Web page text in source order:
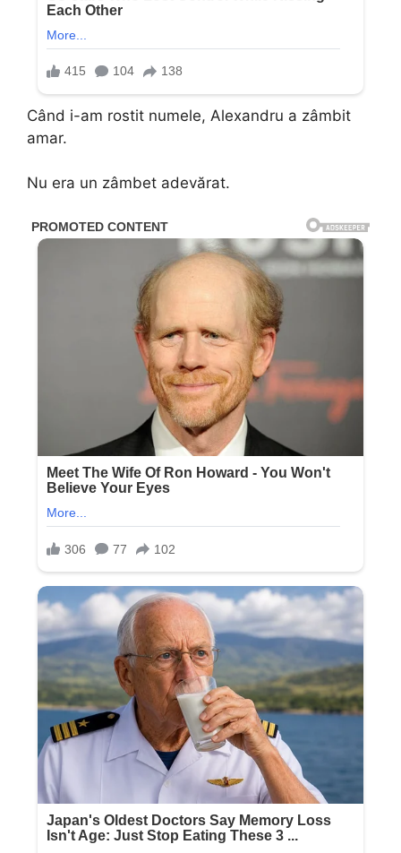
Când i-am rostit numele, Alexandru a zâmbit
amar.
Nu era un zâmbet adevărat.